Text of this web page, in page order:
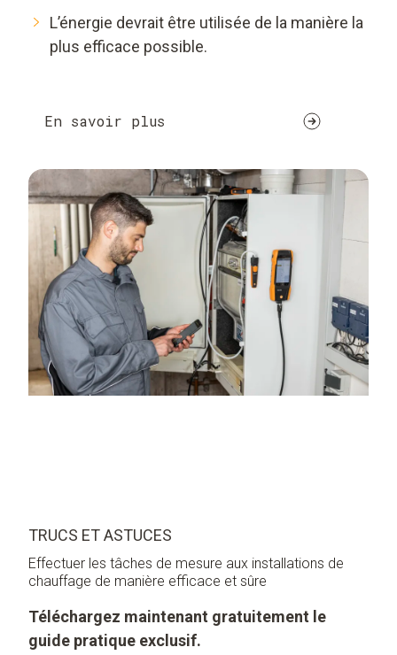
L’énergie devrait être utilisée de la manière la
plus efficace possible.
En savoir plus
TRUCS ET ASTUCES
Effectuer les tâches de mesure aux installations de
chauffage de manière efficace et sûre
Téléchargez maintenant gratuitement le
guide pratique exclusif.